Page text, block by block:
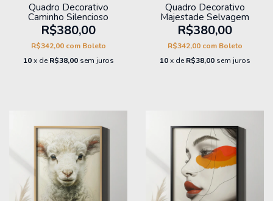
Quadro Decorativo
Caminho Silencioso
R$380,00
R$342,00 com Boleto
10 x de R$38,00 sem juros
Quadro Decorativo
Majestade Selvagem
R$380,00
R$342,00 com Boleto
10 x de R$38,00 sem juros